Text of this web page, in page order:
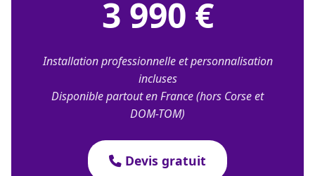
3 990 €
Installation professionnelle et personnalisation
incluses
Disponible partout en France (hors Corse et
DOM-TOM)
Devis gratuit